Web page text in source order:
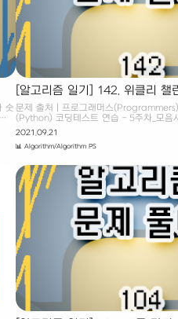
숫
[알고리즘 일기] 142. 위클리 챌
사전
문제 출처 | 프로그래머스
(Python) 코딩테스트 연습 - 5주차_모음
모음 'A', 'E', 'I', 'O', 'U'만을 사용하여 만들
의 모든 단어가 수록되어 있습니다. 사전
"A"이고, 그다음은 "AA"이며, 마지막 단어
사전에 알파벳 모음 'A', 'E', 'I', 'O', 'U'만
는, 길이 5 이하의 모든 단어가 수록되어
번째 단어는 "A"이고, 그다음은 "AA"이며,
"UUUUU"입니다. 단어 하나 word가 매
단어가..
2021.09.21
📊 Algorithm/Algorithm PS